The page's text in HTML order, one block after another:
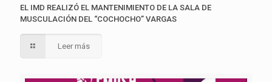
EL IMD REALIZÓ EL MANTENIMIENTO DE LA SALA DE
MUSCULACIÓN DEL “COCHOCHO” VARGAS
Leer más